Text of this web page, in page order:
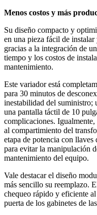
Menos costos y más
Su diseño compacto y
en una pieza fácil de
gracias a la integración de
tiempo y los costos de
mantenimiento.
Este variador está
para 30 minutos de
inestabilidad del suministro;
una pantalla táctil de 10
complicaciones.
al compartimiento del
etapa de potencia con llaves
para evitar la manipulación
mantenimiento del equipo.
Vale destacar el diseño
más sencillo su reemplazo.
chequeo rápido y eficiente
puerta de los gabinetes de